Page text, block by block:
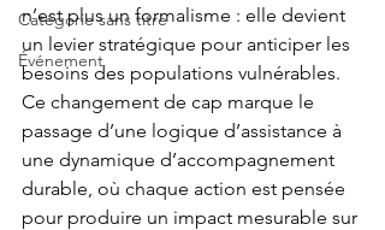
Catégorie sans titre
Événement
n’est plus un formalisme : elle devient
un levier stratégique pour anticiper les
besoins des populations vulnérables.
Ce changement de cap marque le
passage d’une logique d’assistance à
une dynamique d’accompagnement
durable, où chaque action est pensée
pour produire un impact mesurable sur